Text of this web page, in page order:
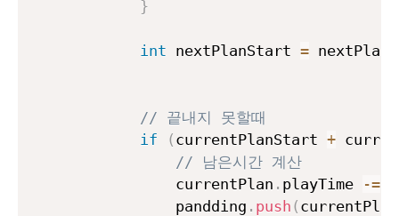
}
int nextPlanStart = nextPlan
// 끝내지 못할때
if
( currentPlanStart +
// 남은시간 계산
                currentPlan
. playTime -=
                pandding
. push ( currentPlan